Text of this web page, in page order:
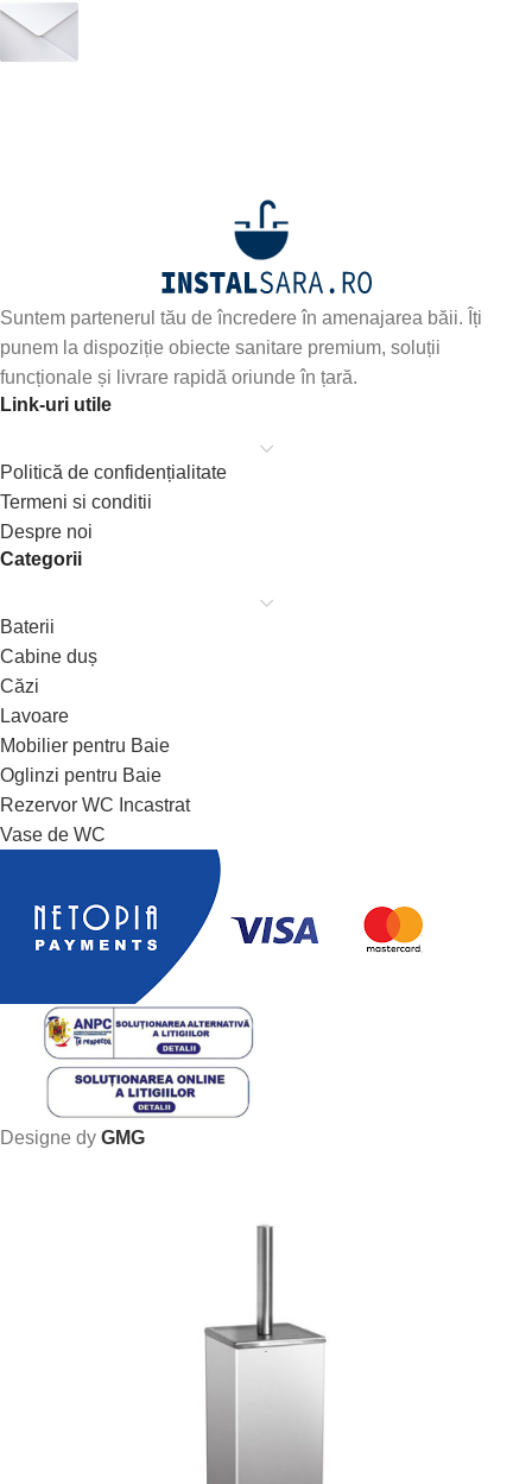
Suntem partenerul tău de încredere în amenajarea băii. Îți
punem la dispoziție obiecte sanitare premium, soluții
funcționale și livrare rapidă oriunde în țară.
Link-uri utile
Politică de confidențialitate
Termeni si conditii
Despre noi
Categorii
Baterii
Cabine duș
Căzi
Lavoare
Mobilier pentru Baie
Oglinzi pentru Baie
Rezervor WC Incastrat
Vase de WC
Designe dy GMG